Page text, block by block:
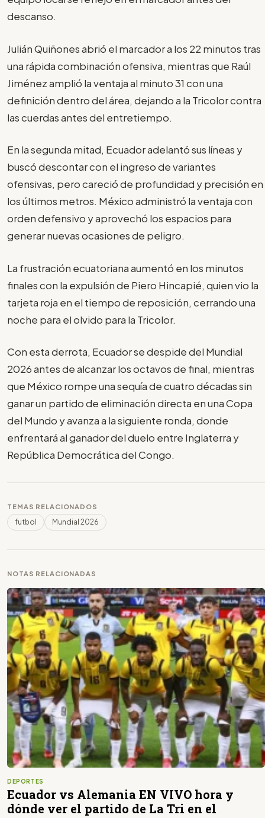
descanso.
Julián Quiñones abrió el marcador a los 22 minutos tras
una rápida combinación ofensiva, mientras que Raúl
Jiménez amplió la ventaja al minuto 31 con una
definición dentro del área, dejando a la Tricolor contra
las cuerdas antes del entretiempo.
En la segunda mitad, Ecuador adelantó sus líneas y
buscó descontar con el ingreso de variantes
ofensivas, pero careció de profundidad y precisión en
los últimos metros. México administró la ventaja con
orden defensivo y aprovechó los espacios para
generar nuevas ocasiones de peligro.
La frustración ecuatoriana aumentó en los minutos
finales con la expulsión de Piero Hincapié, quien vio la
tarjeta roja en el tiempo de reposición, cerrando una
noche para el olvido para la Tricolor.
Con esta derrota, Ecuador se despide del Mundial
2026 antes de alcanzar los octavos de final, mientras
que México rompe una sequía de cuatro décadas sin
ganar un partido de eliminación directa en una Copa
del Mundo y avanza a la siguiente ronda, donde
enfrentará al ganador del duelo entre Inglaterra y
República Democrática del Congo.
TEMAS RELACIONADOS
futbol Mundial 2026
NOTAS RELACIONADAS
DEPORTES
Ecuador vs Alemania EN VIVO hora y
dónde ver el partido de La Tri en el